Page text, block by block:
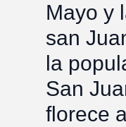
Mayo y
san
la
San
florece